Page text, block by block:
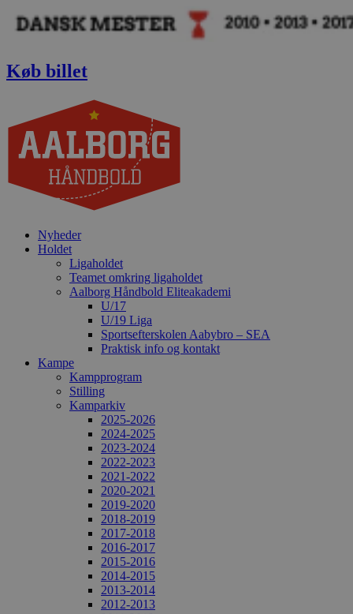
Køb billet
Nyheder
Holdet
Ligaholdet
Teamet omkring ligaholdet
Aalborg Håndbold Eliteakademi
U/17
U/19 Liga
Sportsefterskolen Aabybro – SEA
Praktisk info og kontakt
Kampe
Kampprogram
Stilling
Kamparkiv
2025-2026
2024-2025
2023-2024
2022-2023
2021-2022
2020-2021
2019-2020
2018-2019
2017-2018
2016-2017
2015-2016
2014-2015
2013-2014
2012-2013